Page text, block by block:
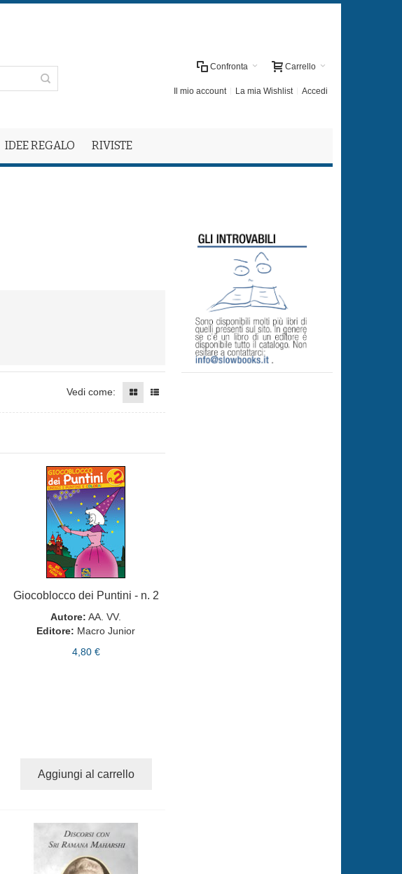
Carrello
Confronta
Il mio account La mia Wishlist Accedi
IDEE REGALO RIVISTE
Vedi come:
Giocoblocco dei Puntini - n. 2
Autore: AA. VV.
Editore: Macro Junior
4,80 €
Aggiungi al carrello